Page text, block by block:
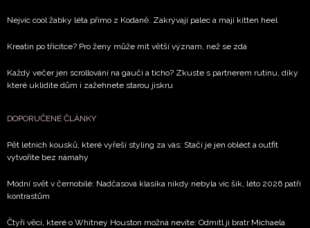
Nejvíc cool žabky léta přímo z Kodaně. Zakrývají palec a mají kitten heel
Kreatin po třicítce? Pro ženy může mít větší význam, než se zdá
Každý večer jen scrollování na gauči a ticho? Zkuste s partnerem rutinu, díky
které uklidíte dům i zažehnete starou jiskru
DOPORUČENÉ ČLÁNKY
Pět letních kousků, které vyřeší styling za vás: Stačí je jen obléct a outfit
vytvoříte bez námahy
Módní svět v černobílé: Nadčasová klasika nikdy nebyla víc šik, léto 2026 patří
kontrastům
Čtyři věci, které o Whitney Houston možná nevíte: Odmítl ji bratr Michaela